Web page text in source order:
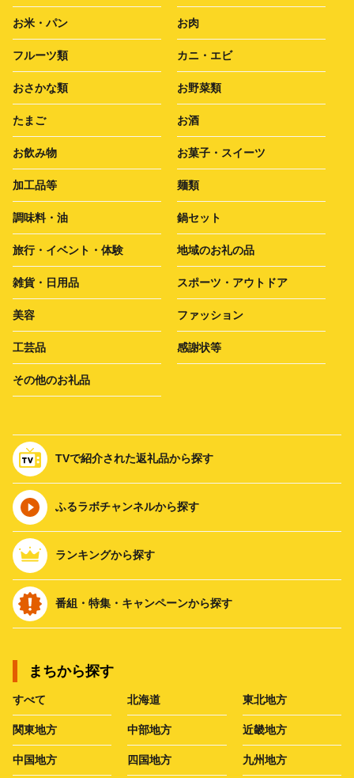
お米・パン お肉
フルーツ類 カニ・エビ
おさかな類 お野菜類
たまご お酒
お飲み物 お菓子・スイーツ
加工品等 麺類
調味料・油 鍋セット
旅行・イベント・体験 地域のお礼の品
雑貨・日用品 スポーツ・アウトドア
美容 ファッション
工芸品 感謝状等
その他のお礼品
TVで紹介された返礼品から探す
ふるラボチャンネルから探す
ランキングから探す
番組・特集・キャンペーンから探す
まちから探す
すべて 北海道 東北地方
関東地方 中部地方 近畿地方
中国地方 四国地方 九州地方